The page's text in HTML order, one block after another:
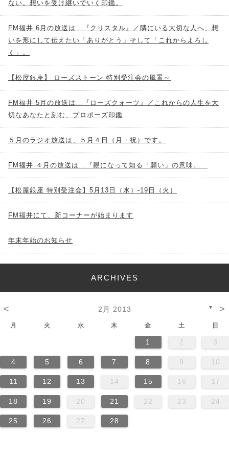
ない。想いを受け継いでいく印鑑。
FM福井 6月の放送は…『クリスタル』／隣にいる大切な人へ、想
いを形にして伝えたい「ありがとう」そして「これからよろし
く」。
【松屋銀座】 ローズストーン 特別受注会の風景～
FM福井 5月の放送は…『ローズクォーツ』／これからの人生を大
切なあなたと刻む、プロポーズ印鑑
５月のラジオ放送は、５月４日（月・祝）です。
FM福井 ４月の放送は…『親になって知る「願い」の意味。
【松屋銀座 特別受注会】5月13日（水）-19日（火）
FM福井にて、新コーナーが始まります
年末年始のお知らせ
ARCHIVES
< 2月 2013 ▼ >
月 火 水 木 金 土 日
1 2 3
4 5 6 7 8 9 10
11 12 13 14 15 16 17
18 19 20 21 22 23 24
25 26 27 28